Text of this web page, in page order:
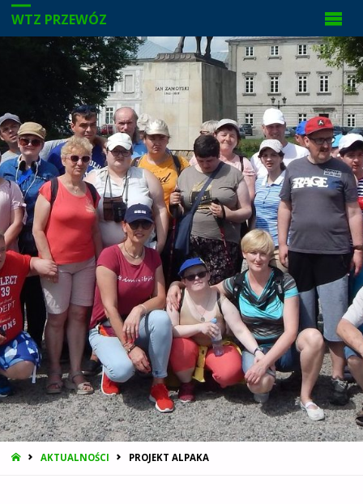
WTZ PRZEWÓZ
STRONA
AKTUALNOŚCI PROJEKT ALPAKA